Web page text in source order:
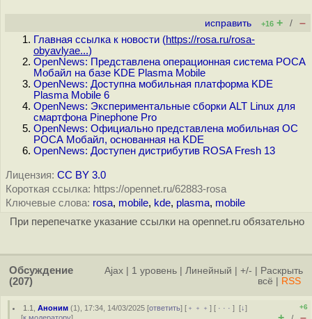
исправить +16 + / –
Главная ссылка к новости (https://rosa.ru/rosa-
obyavlyae...)
OpenNews: Представлена операционная система РОСА
Мобайл на базе KDE Plasma Mobile
OpenNews: Доступна мобильная платформа KDE
Plasma Mobile 6
OpenNews: Экспериментальные сборки ALT Linux для
смартфона Pinephone Pro
OpenNews: Официально представлена мобильная ОС
РОСА Мобайл, основанная на KDE
OpenNews: Доступен дистрибутив ROSA Fresh 13
Лицензия: CC BY 3.0
Короткая ссылка: https://opennet.ru/62883-rosa
Ключевые слова: rosa, mobile, kde, plasma, mobile
При перепечатке указание ссылки на opennet.ru обязательно
Обсуждение
(207)
Ajax 1 уровень Линейный +/-
Раскрыть
всё
RSS
1.1 ,Аноним (1), 17:34, 14/03/2025 [ответить] [ ﹢﹢﹢] [ · · ·][↓]
+6